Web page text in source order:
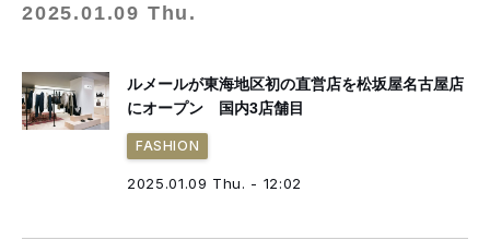
2025.01.09 Thu.
ルメールが東海地区初の直営店を松坂屋名古屋店
にオープン 国内3店舗目
FASHION
2025.01.09 Thu. - 12:02